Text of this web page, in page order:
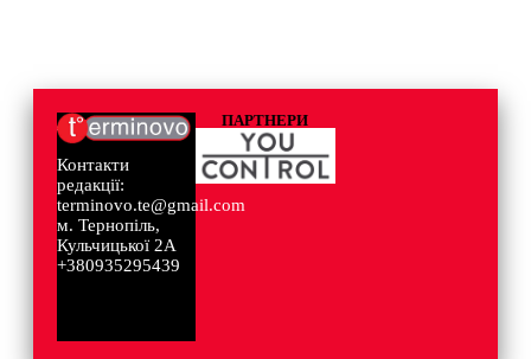
Контакти
редакції:
terminovo.te@gmail.com
м. Тернопіль,
Кульчицької 2А
+380935295439
ПАРТНЕРИ